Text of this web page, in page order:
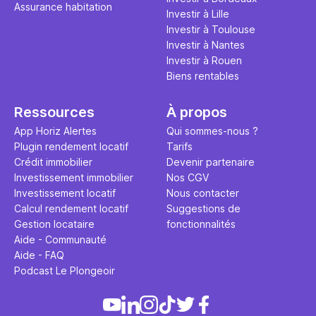
Assurance habitation
Investir à Lille
Investir à Toulouse
Investir à Nantes
Investir à Rouen
Biens rentables
Ressources
App Horiz Alertes
Plugin rendement locatif
Crédit immobilier
Investissement immobilier
Investissement locatif
Calcul rendement locatif
Gestion locataire
Aide - Communauté
Aide - FAQ
Podcast Le Plongeoir
À propos
Qui sommes-nous ?
Tarifs
Devenir partenaire
Nos CGV
Nous contacter
Suggestions de
fonctionnalités